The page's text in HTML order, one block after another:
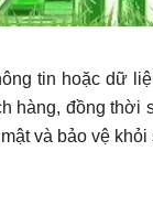
tin hoặc dữ
hàng, đồng
và bảo vệ khỏi